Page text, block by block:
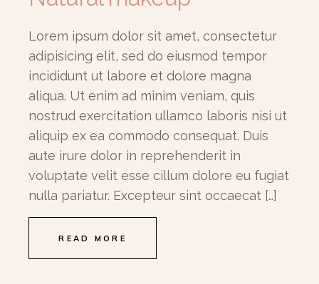
Lorem ipsum dolor sit amet, consectetur
adipisicing elit, sed do eiusmod tempor
incididunt ut labore et dolore magna
aliqua. Ut enim ad minim veniam, quis
nostrud exercitation ullamco laboris nisi ut
aliquip ex ea commodo consequat. Duis
aute irure dolor in reprehenderit in
voluptate velit esse cillum dolore eu fugiat
nulla pariatur. Excepteur sint occaecat […]
READ MORE